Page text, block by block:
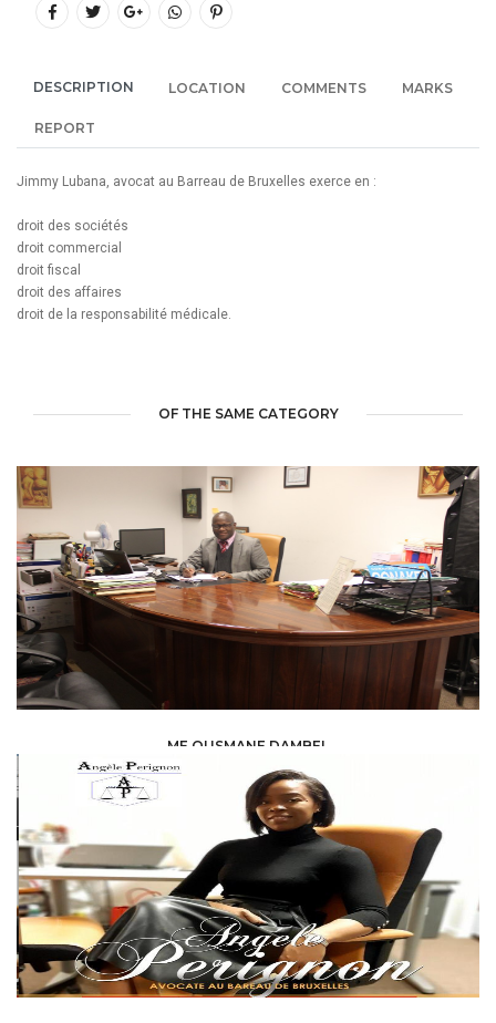
DESCRIPTION LOCATION COMMENTS MARKS
REPORT
Jimmy Lubana, avocat au Barreau de Bruxelles exerce en :
droit des sociétés
droit commercial
droit fiscal
droit des affaires
droit de la responsabilité médicale.
OF THE SAME CATEGORY
ME OUSMANE DAMBEL
AVOCAT